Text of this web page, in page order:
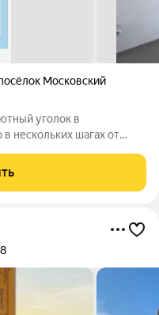
Московский
нескольких шагах от
кирпичном доме с